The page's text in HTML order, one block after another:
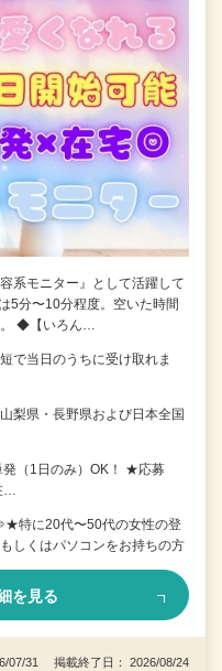
系モニター』として活躍して
5分〜10分程度。空いた時間
。 ◆【いろん…
当日のうちに受け取れま
県・長野県および日本全国
（1日のみ）OK！ ★応募
…
特に20代〜50代の女性の登
くはパソコンをお持ちの方
を見る
07/31 掲載終了日： 2026/08/24